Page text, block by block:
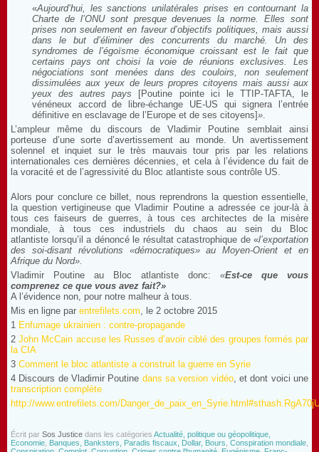
«Aujourd’hui, les sanctions unilatérales prises en contournant la
Charte de l’ONU sont presque devenues la norme. Elles sont
prises non seulement en faveur d’objectifs politiques, mais aussi
dans le but d’éliminer des concurrents du marché. Un des
syndromes de l’égoïsme économique croissant est le fait que
certains pays ont choisi la voie de réunions exclusives. Les
négociations sont menées dans des couloirs, non seulement
dissimulées aux yeux de leurs propres citoyens mais aussi aux
yeux des autres pays
[Poutine pointe ici le TTIP-TAFTA, le
vénéneux accord de libre-échange UE-US qui signera l’entrée
définitive en esclavage de l’Europe et de ses citoyens]».
L’ampleur même du discours de Vladimir Poutine semblait ainsi
porteuse d’une sorte d’avertissement au monde. Un avertissement
solennel et inquiet sur le très mauvais tour pris par les relations
internationales ces dernières décennies, et cela à l’évidence du fait de
la voracité et de l’agressivité du Bloc atlantiste sous contrôle US.
Alors pour conclure ce billet, nous reprendrons la question essentielle,
la question vertigineuse que Vladimir Poutine a adressée ce jour-là à
tous ces faiseurs de guerres, à tous ces architectes de la misère
mondiale, à tous ces industriels du chaos au sein du Bloc
atlantiste lorsqu’il a dénoncé le résultat catastrophique de «l’exportation
des soi-disant révolutions «démocratiques» au Moyen-Orient et en
Afrique du Nord».
Vladimir Poutine au Bloc atlantiste donc: «Est-ce que vous
comprenez ce que vous avez fait?»
A l’évidence non, pour notre malheur à tous.
Mis en ligne par entrefilets.com, le 2 octobre 2015
1 Enfumage ukrainien : contre-propagande
2John McCain accuse les Russes d’avoir ciblé des groupes formés par
la CIA
3 Comment le bloc atlantiste a construit la guerre en Syrie
4 Discours de Vladimir Poutine dans sa version vidéo, et dont voici une
transcription complète
http://www.entrefilets.com/
Écrit par Sos Justice dans les catégories Actualité, politique ou géopolitique,
Economie Banques, Banksters, Paradis fiscaux, Dollar, Bours Conspiration mondiale